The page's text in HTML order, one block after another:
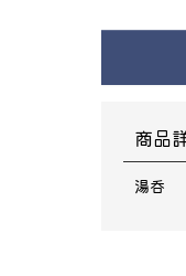
商品
湯呑